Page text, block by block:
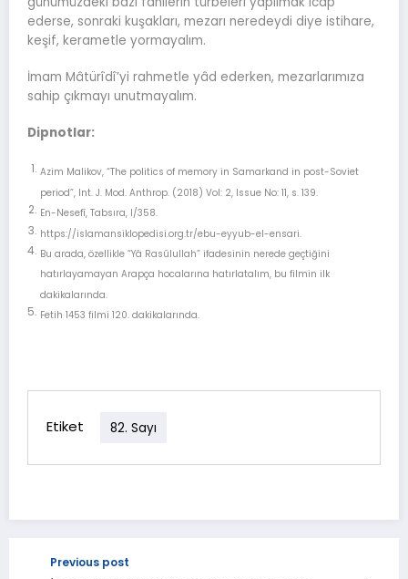
ederse, sonraki kuşakları, mezarı neredeydi diye istihare,
keşif, kerametle yormayalım.
İmam Mâtürîdî’yi rahmetle yâd ederken, mezarlarımıza
sahip çıkmayı unutmayalım.
Dipnotlar:
Azim Malikov, “The politics of memory in Samarkand in post-Soviet
period”, Int. J. Mod. Anthrop. (2018) Vol: 2, Issue No: 11, s. 139.
En-Nesefî, Tabsıra, I/358.
https://islamansiklopedisi.org.tr/ebu-eyyub-el-ensari.
Bu arada, özellikle “Yâ Rasûlullah” ifadesinin nerede geçtiğini
hatırlayamayan Arapça hocalarına hatırlatalım, bu filmin ilk
dakikalarında.
Fetih 1453 filmi 120. dakikalarında.
Etiket 82. Sayı
Previous post